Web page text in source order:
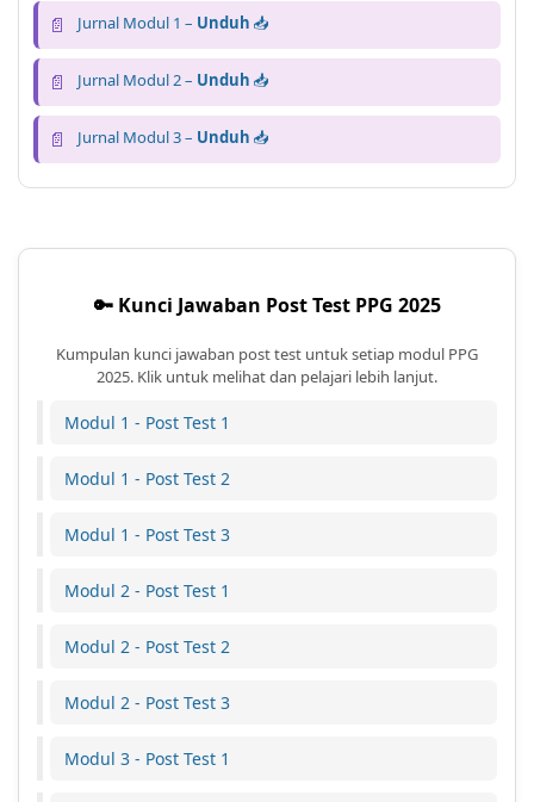
📄 Jurnal Modul 1 – Unduh 📥
📄 Jurnal Modul 2 – Unduh 📥
📄 Jurnal Modul 3 – Unduh 📥
🔑 Kunci Jawaban Post Test PPG 2025
Kumpulan kunci jawaban post test untuk setiap modul PPG
2025. Klik untuk melihat dan pelajari lebih lanjut.
Modul 1 - Post Test 1
Modul 1 - Post Test 2
Modul 1 - Post Test 3
Modul 2 - Post Test 1
Modul 2 - Post Test 2
Modul 2 - Post Test 3
Modul 3 - Post Test 1